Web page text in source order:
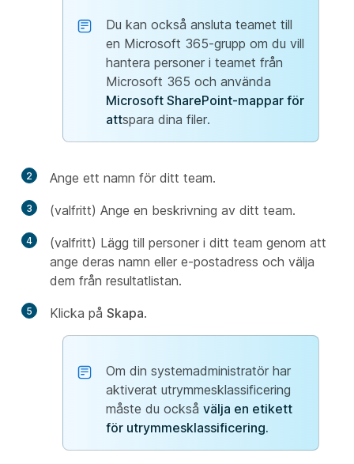
Du kan också ansluta teamet till
en Microsoft 365-grupp om du vill
hantera personer i teamet från
Microsoft 365 och använda
Microsoft SharePoint-mappar för
attspara dina filer.
2 Ange ett namn för ditt team.
3 (valfritt) Ange en beskrivning av ditt team.
4
(valfritt) Lägg till personer i ditt team genom att
ange deras namn eller e-postadress och välja
dem från resultatlistan.
5 Klicka på Skapa.
Om din systemadministratör har
aktiverat utrymmesklassificering
måste du också välja en etikett
för utrymmesklassificering.